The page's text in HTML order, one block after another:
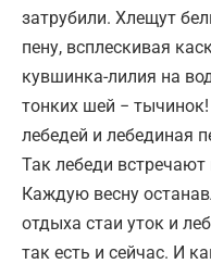
затрубили. Хлещут
пену, всплескивая
кувшинка-лилия на
тонких шей −
лебедей и лебединая
Так лебеди встречают
Каждую весну
отдыха стаи уток и
так есть и сейчас. И